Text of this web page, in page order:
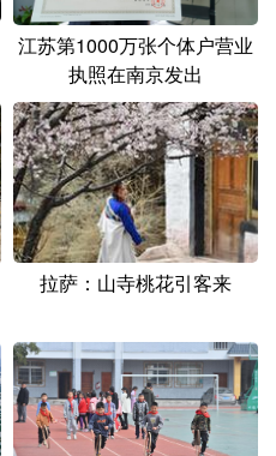
Français عربى
日本語 한국어
江苏第1000万张个体户营业
执照在南京发出
拉萨：山寺桃花引客来